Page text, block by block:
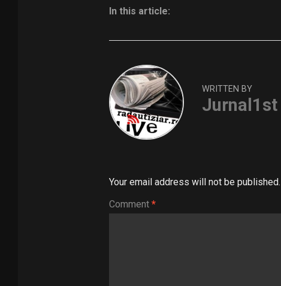
In this article:
WRITTEN BY
Jurnal1st
Your email address will not be published.
Comment *